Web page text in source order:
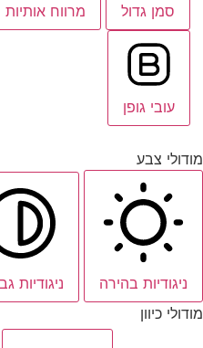
סמן גדול מרווח אותיות
עובי גופן
מודולי צבע
ניגודיות בהירה ניגודיות
מודולי כיוון